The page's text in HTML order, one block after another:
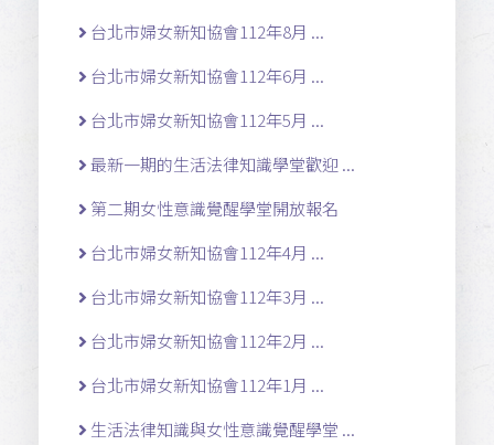
台北市婦女新知協會112年8月 ...
台北市婦女新知協會112年6月 ...
台北市婦女新知協會112年5月 ...
最新一期的生活法律知識學堂歡迎 ...
第二期女性意識覺醒學堂開放報名
台北市婦女新知協會112年4月 ...
台北市婦女新知協會112年3月 ...
台北市婦女新知協會112年2月 ...
台北市婦女新知協會112年1月 ...
生活法律知識與女性意識覺醒學堂 ...